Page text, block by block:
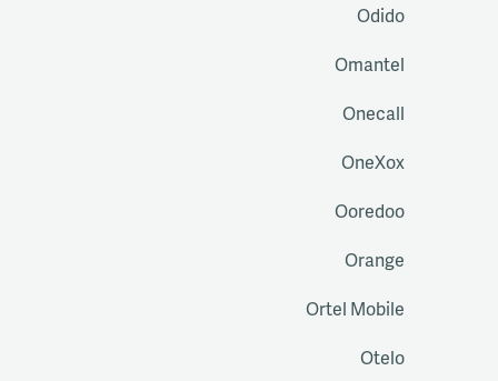
Odido
Omantel
Onecall
OneXox
Ooredoo
Orange
Ortel Mobile
Otelo